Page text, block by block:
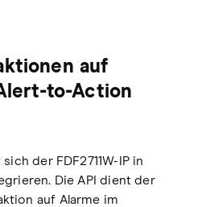
auf
to-Action
der FDF2711W-IP in
Die API dient der
auf Alarme im